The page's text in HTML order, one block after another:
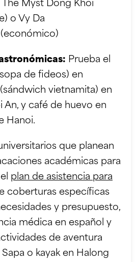
Myst Dong Khoi
o Vy Da
Prueba el
de fideos) en
vietnamita) en
An, y café de huevo en
Hanoi.
que planean
académicas para
plan de asistencia para
coberturas específicas
y presupuesto,
médica en español y
de aventura
o kayak en Halong